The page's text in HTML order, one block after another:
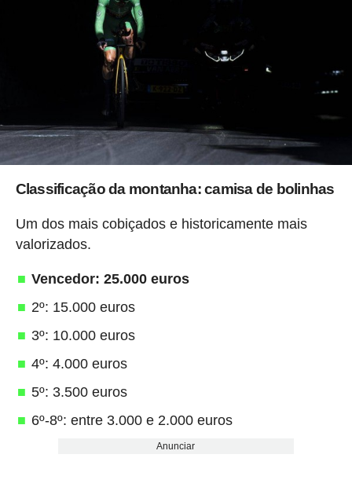
Classificação da montanha: camisa de bolinhas
Um dos mais cobiçados e historicamente mais
valorizados.
Vencedor: 25.000 euros
2º: 15.000 euros
3º: 10.000 euros
4º: 4.000 euros
5º: 3.500 euros
6º-8º: entre 3.000 e 2.000 euros
Anunciar